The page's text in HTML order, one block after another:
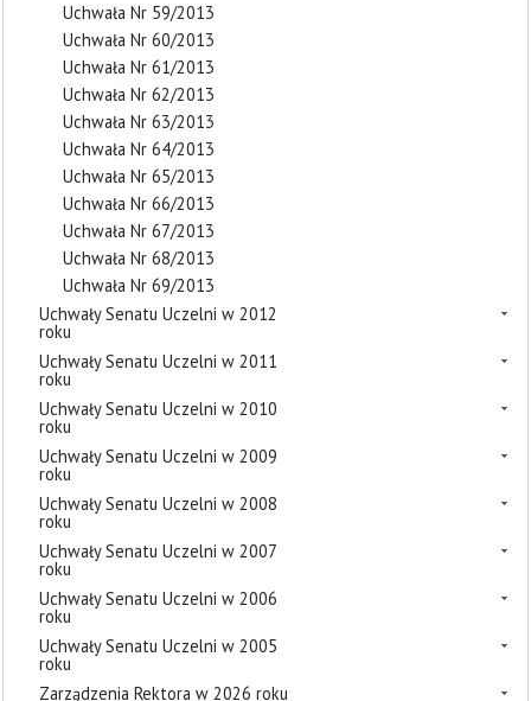
Uchwała Nr 59/2013
Uchwała Nr 60/2013
Uchwała Nr 61/2013
Uchwała Nr 62/2013
Uchwała Nr 63/2013
Uchwała Nr 64/2013
Uchwała Nr 65/2013
Uchwała Nr 66/2013
Uchwała Nr 67/2013
Uchwała Nr 68/2013
Uchwała Nr 69/2013
Uchwały Senatu Uczelni w 2012
roku
Uchwały Senatu Uczelni w 2011
roku
Uchwały Senatu Uczelni w 2010
roku
Uchwały Senatu Uczelni w 2009
roku
Uchwały Senatu Uczelni w 2008
roku
Uchwały Senatu Uczelni w 2007
roku
Uchwały Senatu Uczelni w 2006
roku
Uchwały Senatu Uczelni w 2005
roku
Zarządzenia Rektora w 2026 roku